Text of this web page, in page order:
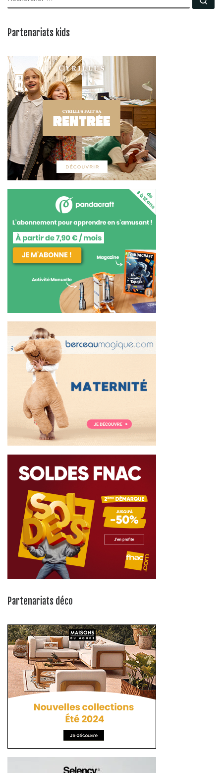
Partenariats kids
Partenariats déco